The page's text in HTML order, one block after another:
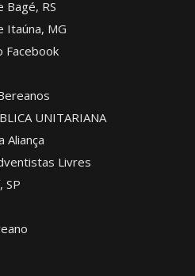
RS
Itaúna, MG
Facebook
UNITARIANA
Aliança
Livres
SP